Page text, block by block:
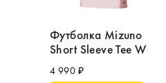
Футболка Mizuno
Short Sleeve Tee W
4 990 ₽